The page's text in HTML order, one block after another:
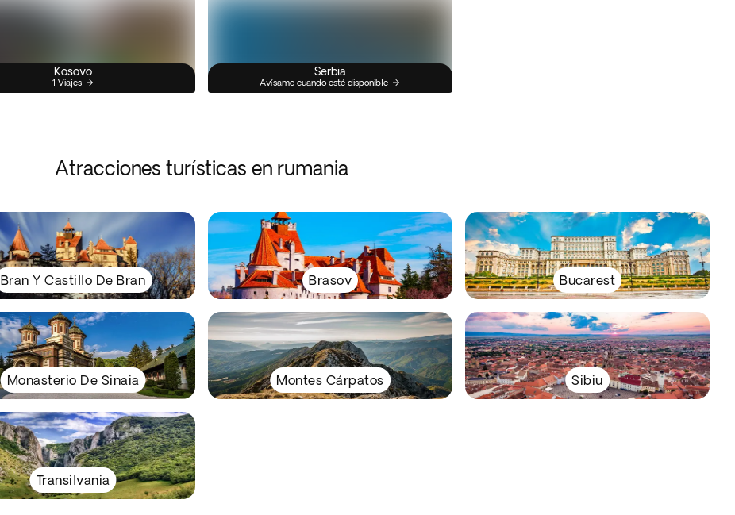
Kosovo
1 Viajes
Serbia
Avísame cuando esté disponible
Atracciones turísticas en rumania
Bran Y Castillo De Bran Brasov Bucarest
Monasterio De Sinaia Montes Cárpatos Sibiu
Transilvania